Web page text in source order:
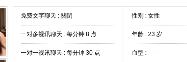
免费文字聊天 : 關閉
一对多视讯聊天 : 每分钟 8 点
一对一视讯聊天 : 每分钟 30 点
性别 : 女性
年龄 : 23 岁
血型 : ----